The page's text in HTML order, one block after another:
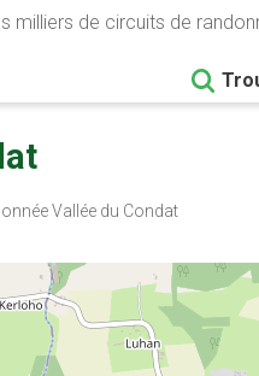
milliers de circuits de
Vallée du Condat